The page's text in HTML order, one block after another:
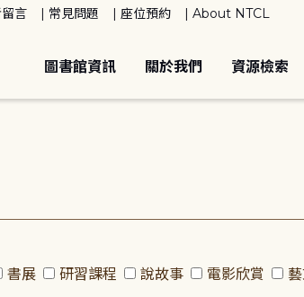
言 常見問題 座位預約 About NTCL
圖書館資訊 關於我們 資源檢索
書展 研習課程 說故事 電影欣賞